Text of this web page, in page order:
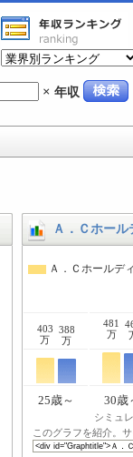
× 年収
Ａ．Ｃホー
Ａ．Ｃホールデ
403
万
388
万
481
万
25歳～ 30歳
シミュ
このグラフを紹介。